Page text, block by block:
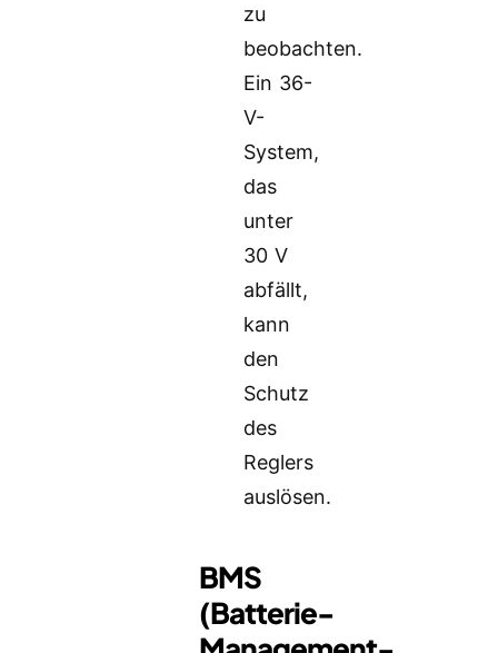
zu
beobachten.
Ein 36-
V-
System,
das
unter
30 V
abfällt,
kann
den
Schutz
des
Reglers
auslösen.
BMS
(Batterie-